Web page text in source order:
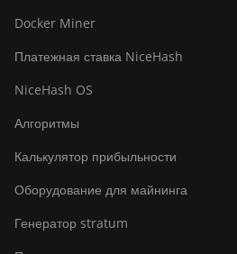
Docker Miner
Платежная ставка NiceHash
NiceHash OS
Алгоритмы
Калькулятор прибыльности
Оборудование для майнинга
Генератор stratum